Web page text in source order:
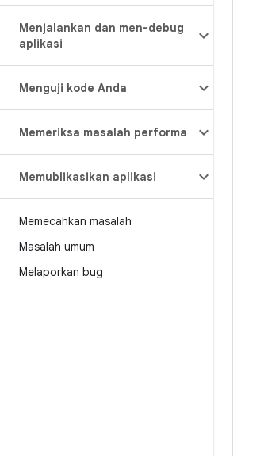
Menjalankan dan men-debug
aplikasi
Menguji kode Anda
Memeriksa masalah performa
Memublikasikan aplikasi
Memecahkan masalah
Masalah umum
Melaporkan bug